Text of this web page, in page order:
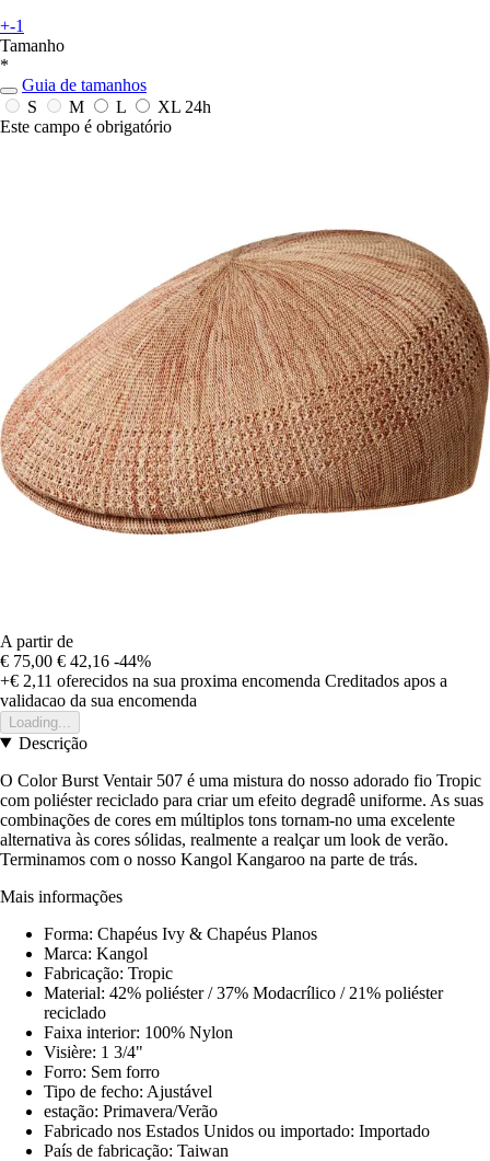
+-1
Tamanho
*
Guia de tamanhos
S
M L XL 24h
Este campo é obrigatório
A partir de
€ 75,00 € 42,16 -44%
+€ 2,11 oferecidos na sua proxima encomenda Creditados apos a
validacao da sua encomenda
Loading...
Descrição
O Color Burst Ventair 507 é uma mistura do nosso adorado fio Tropic
com poliéster reciclado para criar um efeito degradê uniforme. As suas
combinações de cores em múltiplos tons tornam-no uma excelente
alternativa às cores sólidas, realmente a realçar um look de verão.
Terminamos com o nosso Kangol Kangaroo na parte de trás.
Mais informações
Forma: Chapéus Ivy & Chapéus Planos
Marca: Kangol
Fabricação: Tropic
Material: 42% poliéster / 37% Modacrílico / 21% poliéster
reciclado
Faixa interior: 100% Nylon
Visière: 1 3/4"
Forro: Sem forro
Tipo de fecho: Ajustável
estação: Primavera/Verão
Fabricado nos Estados Unidos ou importado: Importado
País de fabricação: Taiwan